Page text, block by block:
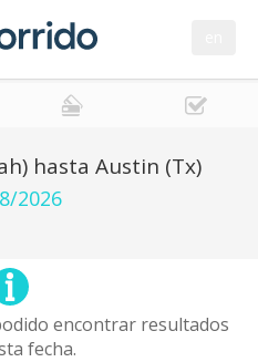
hasta Austin (Tx)
2026
encontrar resultados
fecha.